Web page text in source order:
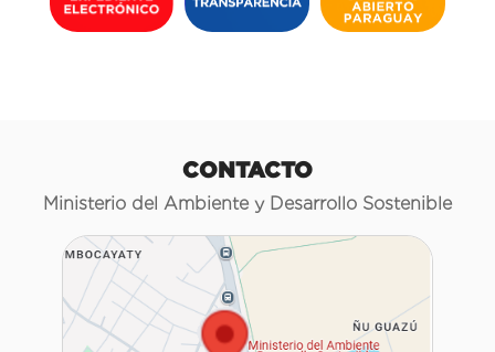
CONTACTO
Ministerio del Ambiente y Desarrollo Sostenible